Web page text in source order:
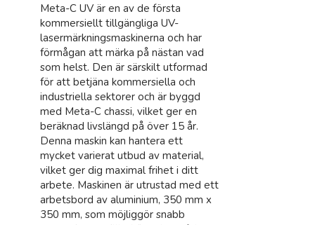
Meta-C UV är en av de första
kommersiellt tillgängliga UV-
lasermärkningsmaskinerna och har
förmågan att märka på nästan vad
som helst. Den är särskilt utformad
för att betjäna kommersiella och
industriella sektorer och är byggd
med Meta-C chassi, vilket ger en
beräknad livslängd på över 15 år.
Denna maskin kan hantera ett
mycket varierat utbud av material,
vilket ger dig maximal frihet i ditt
arbete. Maskinen är utrustad med ett
arbetsbord av aluminium, 350 mm x
350 mm, som möjliggör snabb